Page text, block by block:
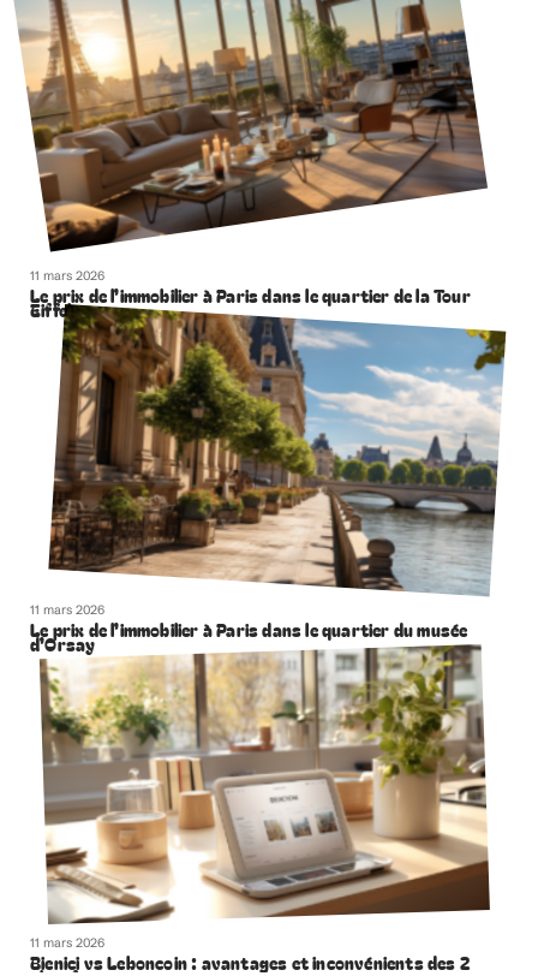
11 mars 2026
Le prix de l’immobilier à Paris dans le quartier de la Tour
Eiffel
11 mars 2026
Le prix de l’immobilier à Paris dans le quartier du musée
d’Orsay
11 mars 2026
Bienici vs Leboncoin : avantages et inconvénients des 2